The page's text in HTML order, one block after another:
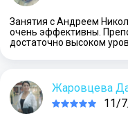
Занятия с Андреем
очень эффективны.
достаточно высоком
Жаровцева
11/